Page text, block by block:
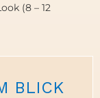
(8 – 12
BLICK